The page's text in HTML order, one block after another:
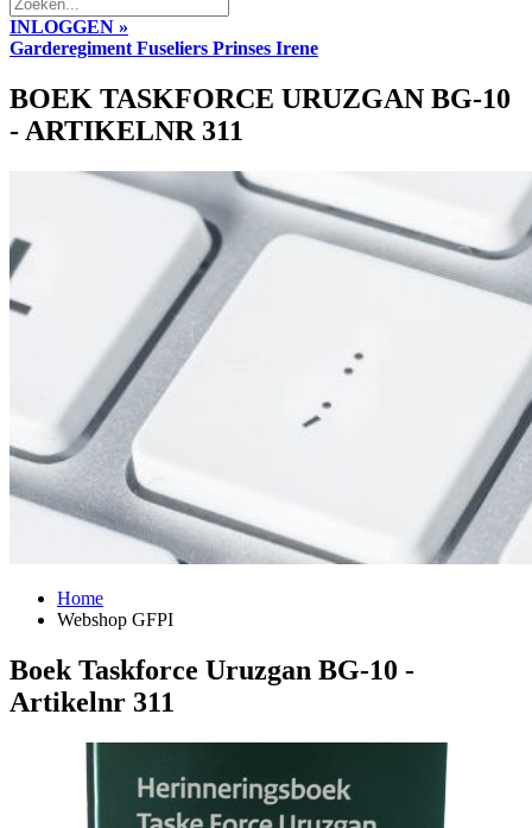
INLOGGEN »
Garderegiment Fuseliers Prinses Irene
BOEK TASKFORCE URUZGAN BG-10
- ARTIKELNR 311
Home
Webshop GFPI
Boek Taskforce Uruzgan BG-10 -
Artikelnr 311